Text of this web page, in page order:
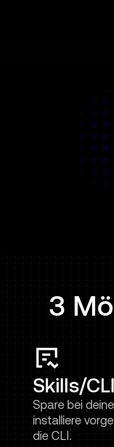
3
Skills/CLI
Spare bei
installiere
die CLI.